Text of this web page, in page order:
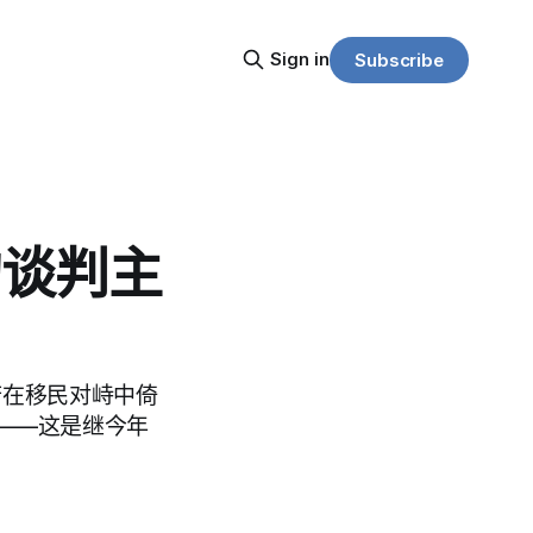
Sign in Subscribe
判主
移民对峙中倚
——这是继今年